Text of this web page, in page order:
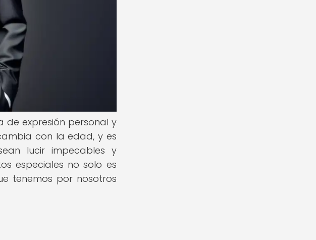
de expresión personal y
con la edad, y es
lucir impecables y
especiales no solo es
tenemos por nosotros